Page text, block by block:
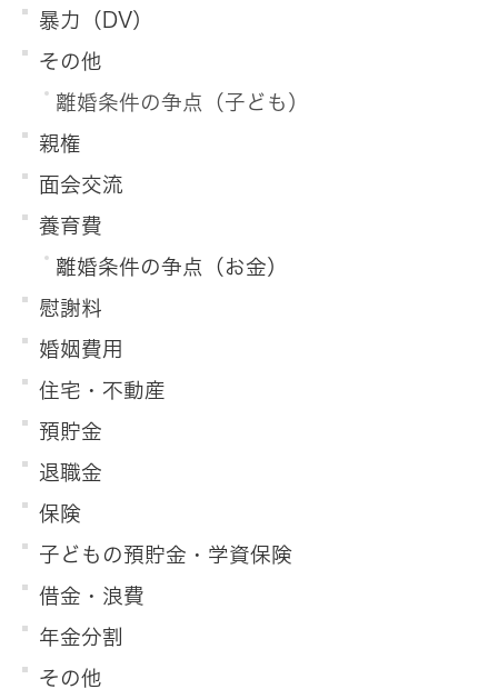
暴力（DV）
その他
離婚条件の争点（子ども）
親権
面会交流
養育費
離婚条件の争点（お金）
慰謝料
婚姻費用
住宅・不動産
預貯金
退職金
保険
子どもの預貯金・学資保険
借金・浪費
年金分割
その他